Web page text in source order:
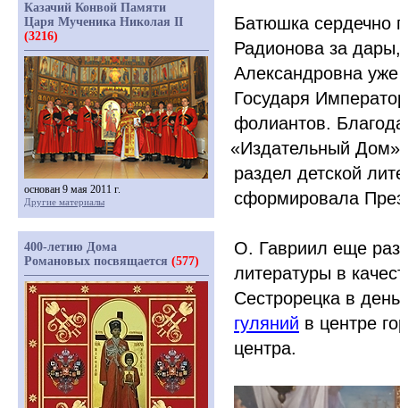
Батюшка сердечно
Радионова за
Александровна
Государя
фолиантов.
«Издательный Дом»
раздел детской
сформировала
О. Гавриил еще раз
литературы в
Сестрорецка в
гуляний в центре
центра.
Казачий Конвой Памяти
Царя Мученика Николая II
(3216)
основан 9 мая 2011 г.
Другие материалы
400-летию Дома
Романовых посвящается (577)